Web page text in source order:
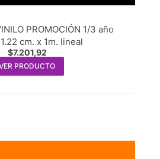
PROMOCIÓN 1/3 año
cm. x 1m. lineal
$7.201,92
PRODUCTO